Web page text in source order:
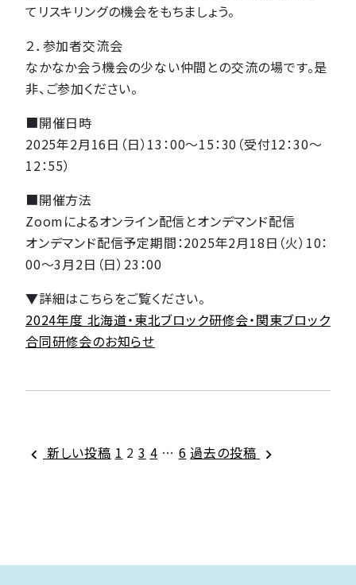
てリスキリングの機会をもちましょう。
２．参加者交流会
なかなか会う機会の少ない仲間との交流の場です。是
非、ご参加ください。
■開催日時
2025年2月16日（日）13：00～15：30（受付12：30～
12：55）
■開催方法
Zoomによるオンライン配信とオンデマンド配信
オンデマンド配信予定期間：2025年2月18日（火）10：
00～3月2日（日）23：00
▼詳細はこちらをご覧ください。
2024年度 北海道・東北ブロック研修会・関東ブロック
合同研修会のお知らせ
投 新しい投稿 1 2 3 4 … 6 過去の投稿